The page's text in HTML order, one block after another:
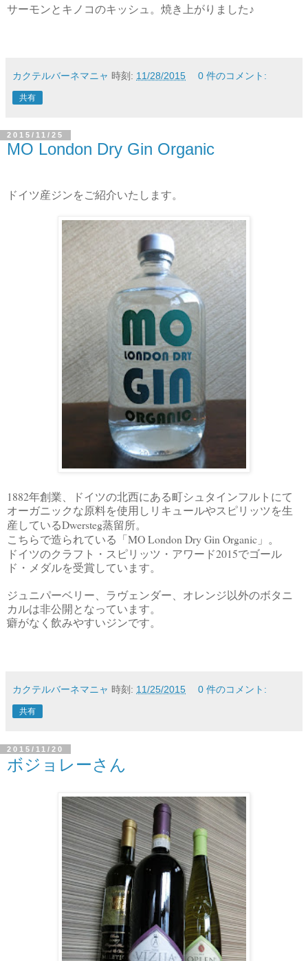
サーモンとキノコのキッシュ。焼き上がりました♪
カクテルバーネマニャ 時刻: 11/28/2015 0 件のコメント:
共有
2015/11/25
MO London Dry Gin Organic
ドイツ産ジンをご紹介いたします。
1882年創業、ドイツの北西にある町シュタインフルトにて
オーガニックな原料を使用しリキュールやスピリッツを生
産しているDwersteg蒸留所。
こちらで造られている「 MO London Dry Gin Organic 」。
ドイツのクラフト・スピリッツ・アワード2015でゴール
ド・メダルを受賞しています。
ジュニパーベリー、ラヴェンダー、オレンジ以外のボタニ
カルは非公開となっています。
癖がなく飲みやすいジンです。
カクテルバーネマニャ 時刻: 11/25/2015 0 件のコメント:
共有
2015/11/20
ボジョレーさん